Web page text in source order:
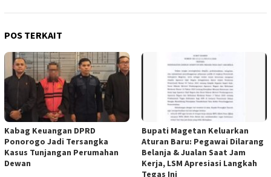
POS TERKAIT
Kabag Keuangan DPRD
Ponorogo Jadi Tersangka
Kasus Tunjangan Perumahan
Dewan
Bupati Magetan Keluarkan
Aturan Baru: Pegawai Dilarang
Belanja & Jualan Saat Jam
Kerja, LSM Apresiasi Langkah
Tegas Ini